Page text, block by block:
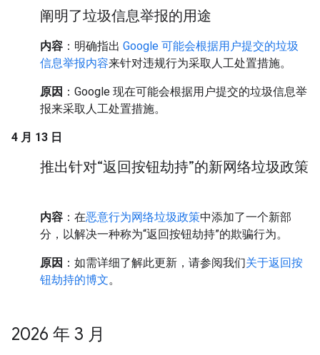
阐明了垃圾信息举报的用途
内容 ：明确指出 Google 可能会根据用户提交的垃圾
信息举报内容来针对违规行为采取人工处置措施。
原因 ：Google 现在可能会根据用户提交的垃圾信息举
报来采取人工处置措施。
4 月 13 日
推出针对“返回按钮劫持”的新网络垃圾政策
内容 ：在恶意行为网络垃圾政策中添加了一个新部
分，以解决一种称为“返回按钮劫持”的欺骗行为。
原因 ：如需详细了解此更新，请参阅我们关于返回按
钮劫持的博文。
2026 年 3 月